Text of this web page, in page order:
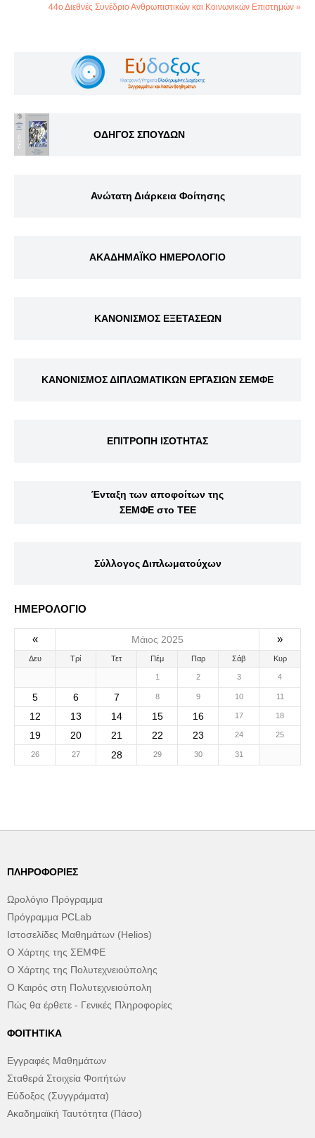
44ο Διεθνές Συνέδριο Ανθρωπιστικών και Κοινωνικών Επιστημών »
ΟΔΗΓΟΣ ΣΠΟΥΔΩΝ
Ανώτατη Διάρκεια Φοίτησης
ΑΚΑΔΗΜΑΪΚΟ ΗΜΕΡΟΛΟΓΙΟ
ΚΑΝΟΝΙΣΜΟΣ ΕΞΕΤΑΣΕΩΝ
ΚΑΝΟΝΙΣΜΟΣ ΔΙΠΛΩΜΑΤΙΚΩΝ ΕΡΓΑΣΙΩΝ ΣΕΜΦΕ
ΕΠΙΤΡΟΠΗ ΙΣΟΤΗΤΑΣ
Ένταξη των αποφοίτων της
ΣΕΜΦΕ στο ΤΕΕ
Σύλλογος Διπλωματούχων
ΗΜΕΡΟΛΟΓΙΟ
« Μάιος 2025 »
Δευ Τρί Τετ Πέμ Παρ Σάβ Κυρ
1 2 3 4
5 6 7 8 9 10 11
12 13 14 15 16 17 18
19 20 21 22 23 24 25
26 27 28 29 30 31
ΠΛΗΡΟΦΟΡΊΕΣ
Ωρολόγιο Πρόγραμμα
Πρόγραμμα PCLab
Ιστοσελίδες Μαθημάτων (Helios)
Ο Χάρτης της ΣΕΜΦΕ
Ο Χάρτης της Πολυτεχνειούπολης
Ο Καιρός στη Πολυτεχνειούπολη
Πώς θα έρθετε - Γενικές Πληροφορίες
ΦΟΙΤΗΤΙΚΆ
Εγγραφές Μαθημάτων
Σταθερά Στοιχεία Φοιτήτών
Εύδοξος (Συγγράματα)
Ακαδημαϊκή Ταυτότητα (Πάσο)